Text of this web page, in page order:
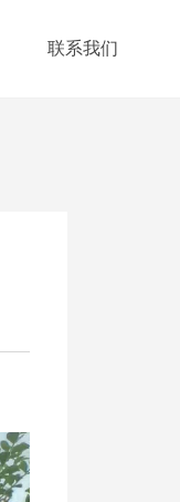
联系我们